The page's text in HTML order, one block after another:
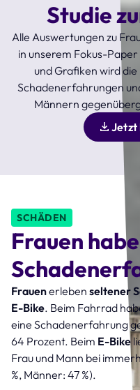
Studie
Alle Auswertungen zu
in unserem Fokus-
und Grafiken wird
Schadenerfahrungen
Männern
Jetzt
SCHÄDEN
Frauen
Frauenerleben seltener
E-Bike. Beim Fahrrad
eine Schadenerfahrung
64 Prozent. Beim E-Bike
Frau und Mann bei
%, Männer: 47 %).